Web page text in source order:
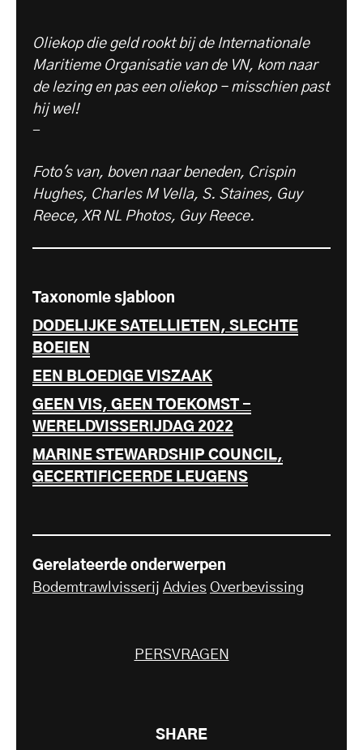
Oliekop die geld rookt bij de Internationale
Maritieme Organisatie van de VN, kom naar
de lezing en pas een oliekop - misschien past
hij wel!
-
Foto's van, boven naar beneden, Crispin
Hughes, Charles M Vella, S. Staines, Guy
Reece, XR NL Photos, Guy Reece.
Taxonomie sjabloon
DODELIJKE SATELLIETEN, SLECHTE
BOEIEN
EEN BLOEDIGE VISZAAK
GEEN VIS, GEEN TOEKOMST -
WERELDVISSERIJDAG 2022
MARINE STEWARDSHIP COUNCIL,
GECERTIFICEERDE LEUGENS
Gerelateerde onderwerpen
Bodemtrawlvisserij Advies Overbevissing
PERSVRAGEN
SHARE